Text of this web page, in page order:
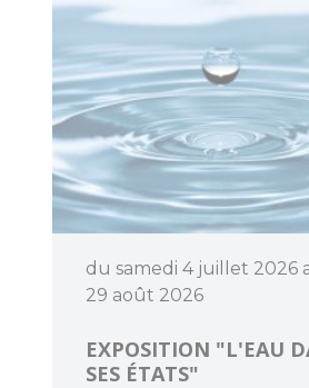
du samedi 4 juillet 2026
29 août 2026
EXPOSITION "L'EAU
SES ÉTATS"